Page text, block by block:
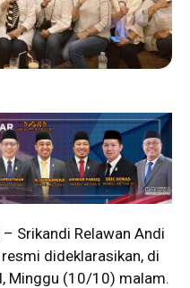
– Srikandi Relawan Andi
dideklarasikan, di
Minggu (10/10) malam.